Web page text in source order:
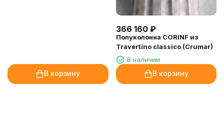
В корзину
366 160 ₽
Полуколонна CORINF из
Travertino classico (Crumar)
В наличии
В корзину